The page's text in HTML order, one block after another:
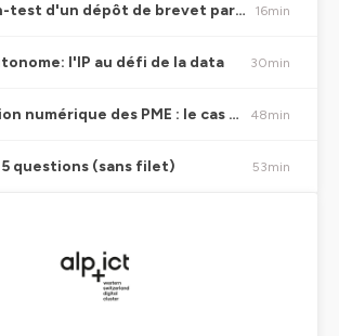
DABUS: crash-test d'un dépôt de brevet par une IA 16min
l'IP au défi de la data 30min
Transformation numérique des PME : le cas pratique P&TS 48min
questions (sans filet) 53min